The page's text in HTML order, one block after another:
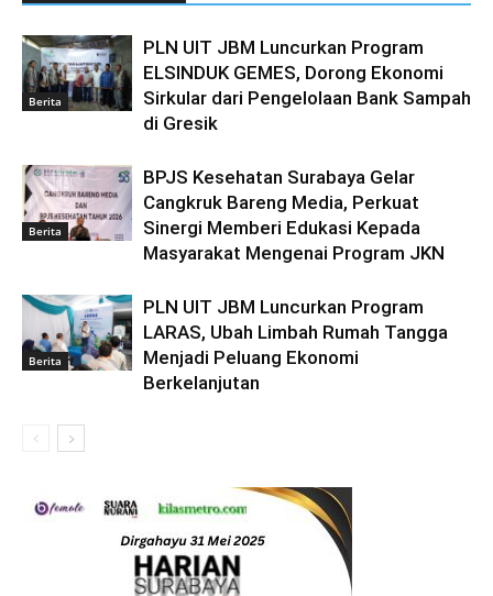
Berita
PLN UIT JBM Luncurkan Program
ELSINDUK GEMES, Dorong Ekonomi
Sirkular dari Pengelolaan Bank Sampah
di Gresik
Berita
BPJS Kesehatan Surabaya Gelar
Cangkruk Bareng Media, Perkuat
Sinergi Memberi Edukasi Kepada
Masyarakat Mengenai Program JKN
Berita
PLN UIT JBM Luncurkan Program
LARAS, Ubah Limbah Rumah Tangga
Menjadi Peluang Ekonomi
Berkelanjutan